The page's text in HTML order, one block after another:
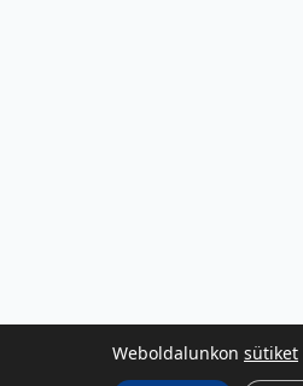
Weboldalunkon sütiket